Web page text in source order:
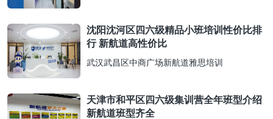
沈阳沈河区四六级精品小班培训性价比排
行 新航道高性价比
武汉武昌区中商广场新航道雅思培训
天津市和平区四六级集训营全年班型介绍
新航道班型齐全